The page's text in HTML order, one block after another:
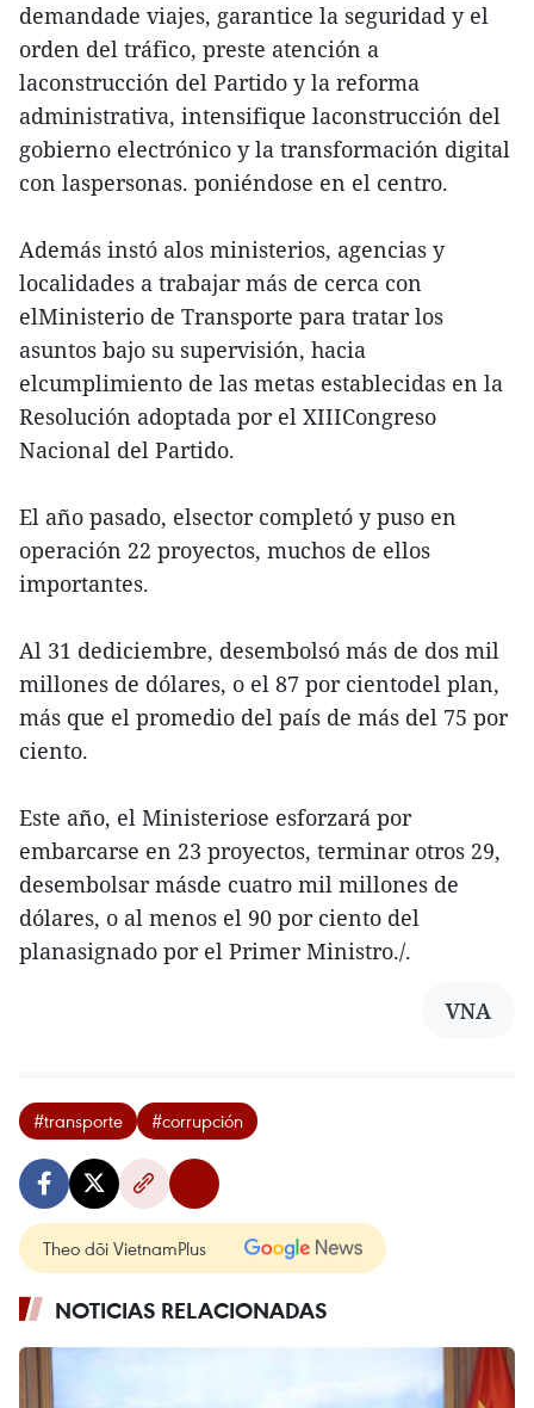
demandade viajes, garantice la seguridad y el
orden del tráfico, preste atención a
laconstrucción del Partido y la reforma
administrativa, intensifique laconstrucción del
gobierno electrónico y la transformación digital
con laspersonas. poniéndose en el centro.
Además instó alos ministerios, agencias y
localidades a trabajar más de cerca con
elMinisterio de Transporte para tratar los
asuntos bajo su supervisión, hacia
elcumplimiento de las metas establecidas en la
Resolución adoptada por el XIIICongreso
Nacional del Partido.
El año pasado, elsector completó y puso en
operación 22 proyectos, muchos de ellos
importantes.
Al 31 dediciembre, desembolsó más de dos mil
millones de dólares, o el 87 por cientodel plan,
más que el promedio del país de más del 75 por
ciento.
Este año, el Ministeriose esforzará por
embarcarse en 23 proyectos, terminar otros 29,
desembolsar másde cuatro mil millones de
dólares, o al menos el 90 por ciento del
planasignado por el Primer Ministro./.
VNA
#transporte #corrupción
Theo dõi VietnamPlus
NOTICIAS RELACIONADAS